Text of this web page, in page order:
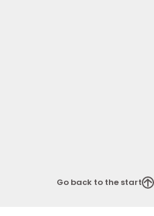
Go back to the start